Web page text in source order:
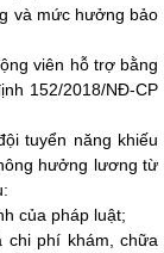
và mức hưởng bảo
viên hỗ trợ bằng
152/2018/NĐ-CP
tuyển năng khiếu
hưởng lương từ
của pháp luật;
phí khám, chữa